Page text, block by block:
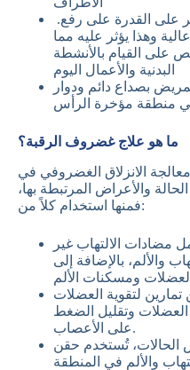
.على القدرة على رفع
وهذا يؤثر عليه مما
على القيام بالأنشطة
البدنية والأعمال اليوم
بصداع دائم ودوار
ما هو علاج غضروف الرقبة؟
الانزلاق الغضروفي في
والأعراض المرتبطة بها،
فمنها استخدام كلاً من:
مضادات الالتهاب غير
والألم، بالإضافة إلى
لتقوية العضلات
وتقليل الضغط
على الأعصاب.
تُستخدم حقن
والألم في المنطقة